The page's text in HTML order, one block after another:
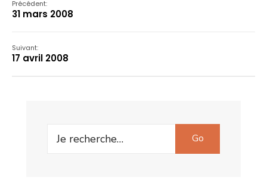
Précédent:
31 mars 2008
Suivant:
17 avril 2008
Search
Go